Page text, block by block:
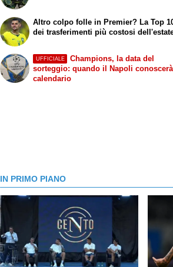
Altro colpo folle in Premier? La Top
dei trasferimenti più costosi
UFFICIALE
Champions, la data del
sorteggio: quando il Napoli conoscerà
calendario
IN PRIMO PIANO